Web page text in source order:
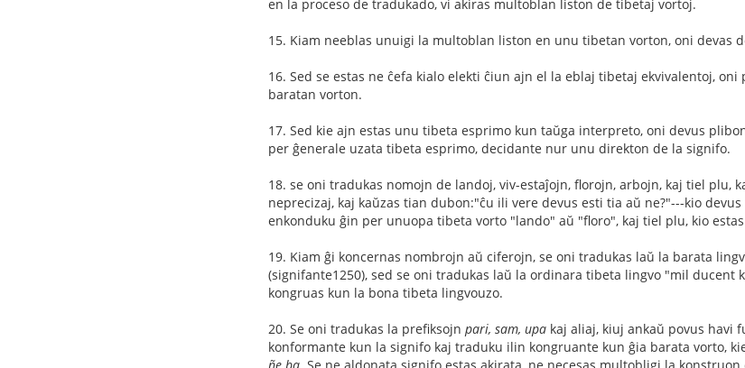
en la proceso de tradukado, vi akiras multoblan liston de tibetaj vortoj.
15. Kiam neeblas unuigi la multoblan liston en unu tibetan vorton, oni devas
16. Sed se estas ne ĉefa kialo elekti ĉiun ajn el la eblaj tibetaj ekvivalentoj,
baratan vorton.
17. Sed kie ajn estas unu tibeta esprimo kun taŭga interpreto, oni devus
per ĝenerale uzata tibeta esprimo, decidante nur unu direkton de la signifo.
18. se oni tradukas nomojn de landoj, viv-estaĵojn, florojn, arbojn, kaj tiel plu,
neprecizaj, kaj kaŭzas tian dubon:"ĉu ili vere devus esti tia aŭ ne?"---kio
enkonduku ĝin per unuopa tibeta vorto "lando" aŭ "floro", kaj tiel plu, kio
19. Kiam ĝi koncernas nombrojn aŭ ciferojn, se oni tradukas laŭ la barata
(signifante1250), sed se oni tradukas laŭ la ordinara tibeta lingvo "mil ducent
kongruas kun la bona tibeta lingvouzo.
20. Se oni tradukas la prefiksojn pari, sam, upa kaj aliaj, kiuj ankaŭ povus havi
konformante kun la signifo kaj traduku ilin kongruante kun ĝia barata vorto,